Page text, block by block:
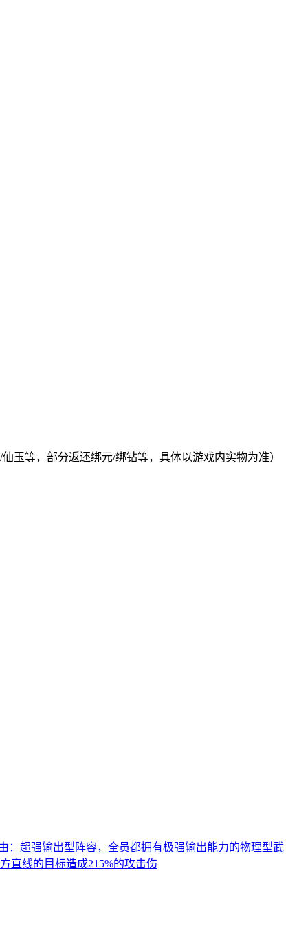
玉等，部分返还绑元/绑钻等，具体以游戏内实物为准）
：超强输出型阵容，全员都拥有极强输出能力的物理型武
直线的目标造成215%的攻击伤